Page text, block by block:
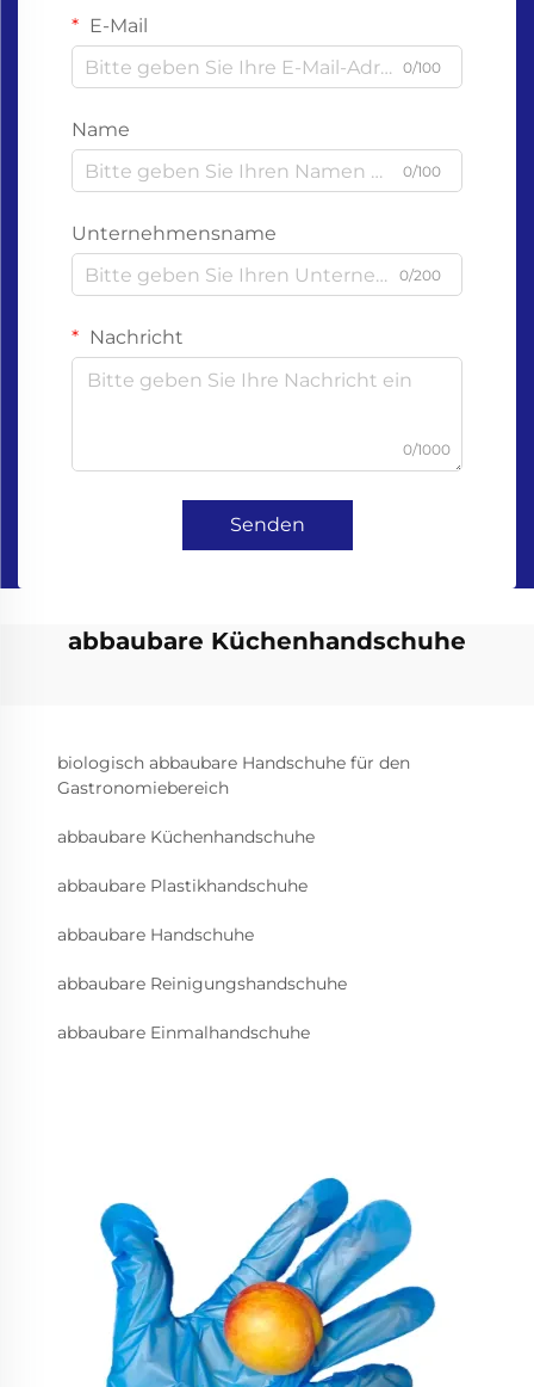
E-Mail
0/100
Name
0/100
Unternehmensname
0/200
Nachricht
0/1000
Senden
abbaubare Küchenhandschuhe
biologisch abbaubare Handschuhe für den
Gastronomiebereich
abbaubare Küchenhandschuhe
abbaubare Plastikhandschuhe
abbaubare Handschuhe
abbaubare Reinigungshandschuhe
abbaubare Einmalhandschuhe